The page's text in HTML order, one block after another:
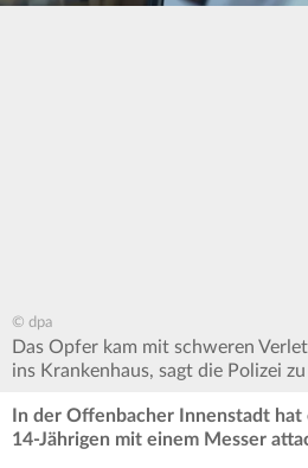
© dpa
Das Opfer kam mit schweren
ins Krankenhaus, sagt die Polizei
In der Offenbacher Innenstadt
14-Jährigen mit einem Messer